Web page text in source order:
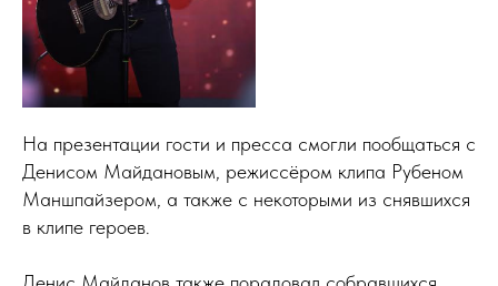
На презентации гости и пресса смогли пообщаться с
Денисом Майдановым, режиссёром клипа Рубеном
Маншпайзером, а также с некоторыми из снявшихся
в клипе героев.